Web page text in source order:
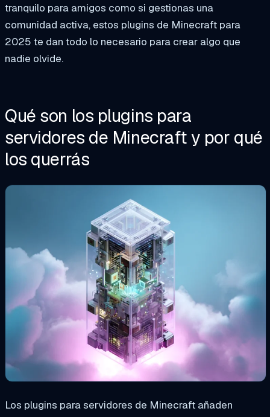
tranquilo para amigos como si gestionas una
comunidad activa, estos plugins de Minecraft para
2025 te dan todo lo necesario para crear algo que
nadie olvide.
Qué son los plugins para
servidores de Minecraft y por qué
los querrás
Los plugins para servidores de Minecraft añaden